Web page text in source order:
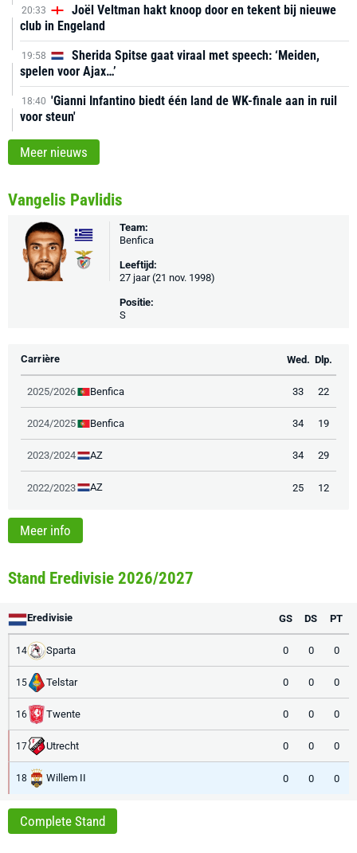
20:33
Joël Veltman hakt knoop door en tekent bij nieuwe
club in Engeland
19:58
Sherida Spitse gaat viraal met speech: ‘Meiden,
spelen voor Ajax…’
18:40 'Gianni Infantino biedt één land de WK-finale aan in ruil
voor steun'
Meer nieuws
Vangelis Pavlidis
Team:
Benfica
Leeftijd:
27 jaar (21 nov. 1998)
Positie:
S
Carrière Wed. Dlp.
2025/2026 Benfica 33 22
2024/2025 Benfica 34 19
2023/2024 AZ 34 29
2022/2023 AZ 25 12
Meer info
Stand Eredivisie 2026/2027
Eredivisie GS DS PT
14 Sparta 0 0 0
15 Telstar 0 0 0
16 Twente 0 0 0
17 Utrecht 0 0 0
18 Willem II 0 0 0
Complete Stand